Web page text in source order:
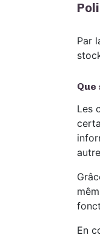
Par
Que
Les
En